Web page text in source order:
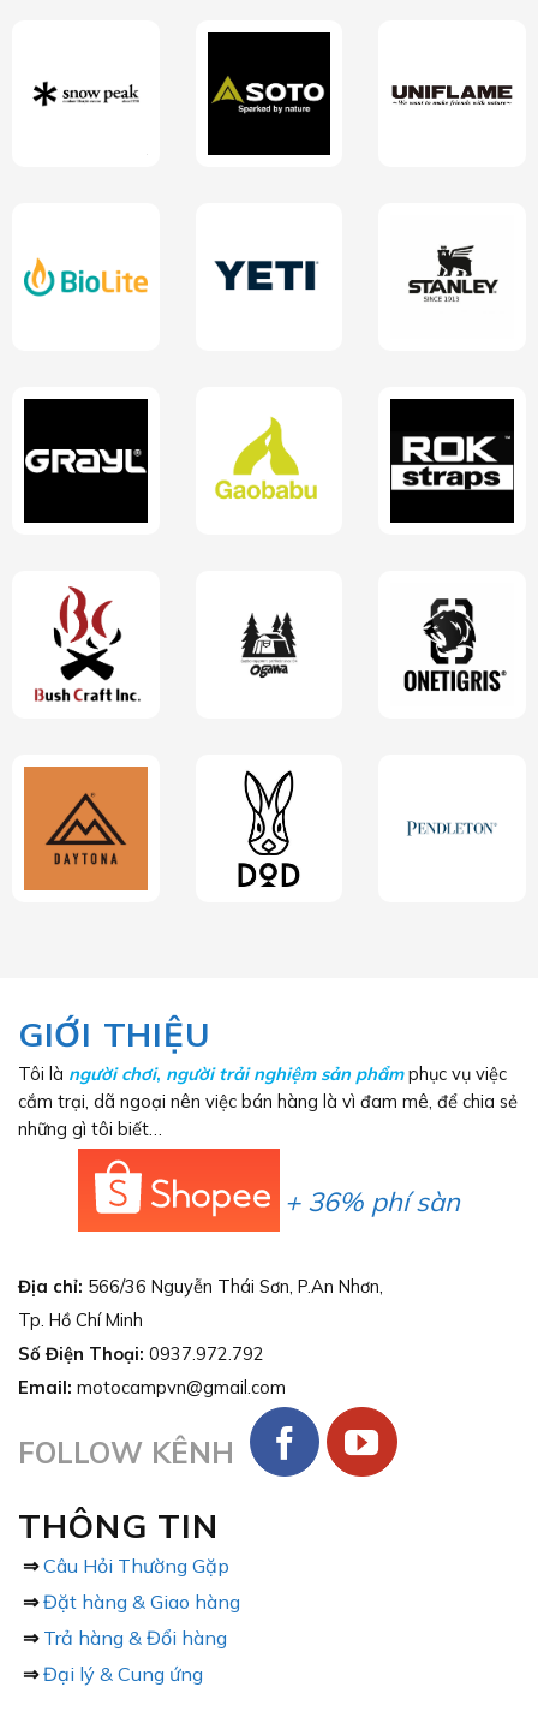
GIỚI THIỆU
Tôi là người chơi, người trải nghiệm sản phẩmphục vụ việc
cắm trại, dã ngoại nên việc bán hàng là vì đam mê, để chia sẻ
những gì tôi biết…
+ 36% phí sàn
Địa chỉ: 566/36 Nguyễn Thái Sơn, P.An Nhơn,
Tp. Hồ Chí Minh
Số Điện Thoại: 0937.972.792
Email: motocampvn@gmail.com
FOLLOW KÊNH
THÔNG TIN
⇒ Câu Hỏi Thường Gặp
⇒ Đặt hàng & Giao hàng
⇒ Trả hàng & Đổi hàng
⇒ Đại lý & Cung ứng